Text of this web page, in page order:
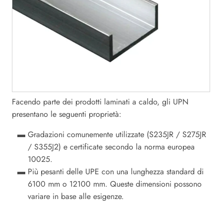
Facendo parte dei prodotti laminati a caldo, gli UPN
presentano le seguenti proprietà:
Gradazioni comunemente utilizzate (S235JR / S275JR
/ S355J2) e certificate secondo la norma europea
10025.
Più pesanti delle UPE con una lunghezza standard di
6100 mm o 12100 mm. Queste dimensioni possono
variare in base alle esigenze.